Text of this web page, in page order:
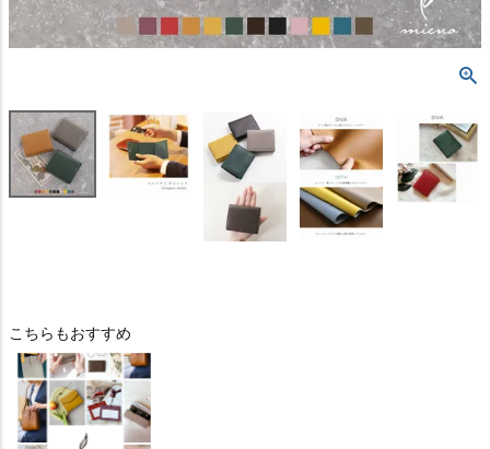
こちらもおすすめ